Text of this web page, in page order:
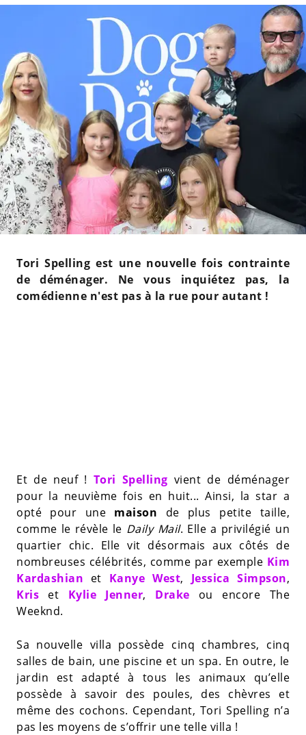
Tori Spelling est une nouvelle fois contrainte
de déménager. Ne vous inquiétez pas, la
comédienne n'est pas à la rue pour autant !
Et de neuf ! Tori Spelling vient de déménager
pour la neuvième fois en huit... Ainsi, la star a
opté pour une maison de plus petite taille,
comme le révèle le Daily Mail. Elle a privilégié un
quartier chic. Elle vit désormais aux côtés de
nombreuses célébrités, comme par exemple Kim
Kardashian et Kanye West, Jessica Simpson,
Kris et Kylie Jenner, Drake ou encore The
Weeknd.
Sa nouvelle villa possède cinq chambres, cinq
salles de bain, une piscine et un spa. En outre, le
jardin est adapté à tous les animaux qu’elle
possède à savoir des poules, des chèvres et
même des cochons. Cependant, Tori Spelling n’a
pas les moyens de s’offrir une telle villa !